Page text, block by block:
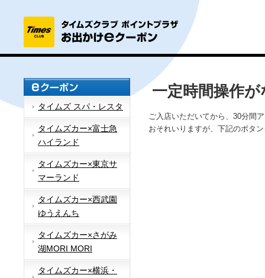
タイムズ スパ・レスタ
タイムズカー×富士急
ハイランド
タイムズカー×東京サ
マーランド
タイムズカー×西武園
ゆうえんち
タイムズカー×さがみ
湖MORI MORI
タイムズカー×横浜・
一定時間操作
ご入店いただいてから、30分間
おそれいりますが、下記のボタ